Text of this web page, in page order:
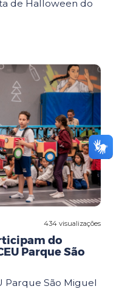
de Halloween do
434 visualizações
do
Parque São
Parque São Miguel